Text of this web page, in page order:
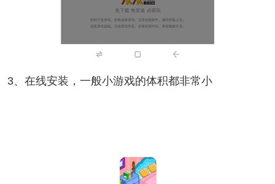
3、在线安装，一般小游戏的体积都非常小